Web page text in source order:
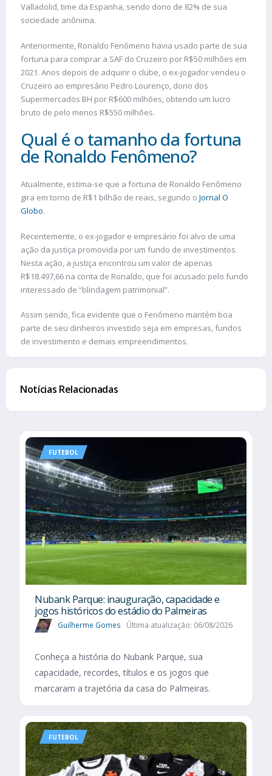
Valladolid, time da Espanha, sendo dono de 82% de sua
sociedade anônima.
Anteriormente, Ronaldo Fenômeno havia usado parte de sua
fortuna para comprar a SAF do Cruzeiro por R$50 milhões em
2021. Anos depois de adquirir o clube, o ex-jogador vendeu o
Cruzeiro ao empresário Pedro Lourenço, dono dos
Supermercados BH por R$600 milhões, obtendo um lucro
bruto de pelo menos R$550 milhões.
Qual é o tamanho da fortuna
de Ronaldo Fenômeno?
Atualmente, estima-se que a fortuna de Ronaldo Fenômeno
gira em torno de R$1 bilhão de reais, segundo o Jornal O
Globo.
Recentemente, o ex-jogador e empresário foi alvo de uma
ação da justiça promovida por um fundo de investimentos.
Nesta ação, a justiça encontrou um valor de apenas
R$18.497,66 na conta de Ronaldo, que foi acusado pelo fundo
interessado de “blindagem patrimonial”.
Assim sendo, fica evidente que o Fenômeno mantém boa
parte de seu dinheiros investido seja em empresas, fundos
de investimento e demais empreendimentos.
Notícias Relacionadas
FUTEBOL
Nubank Parque: inauguração, capacidade e
jogos históricos do estádio do Palmeiras
Guilherme Gomes Última atualização: 06/08/2026
Conheça a história do Nubank Parque, sua
capacidade, recordes, títulos e os jogos que
marcaram a trajetória da casa do Palmeiras.
FUTEBOL